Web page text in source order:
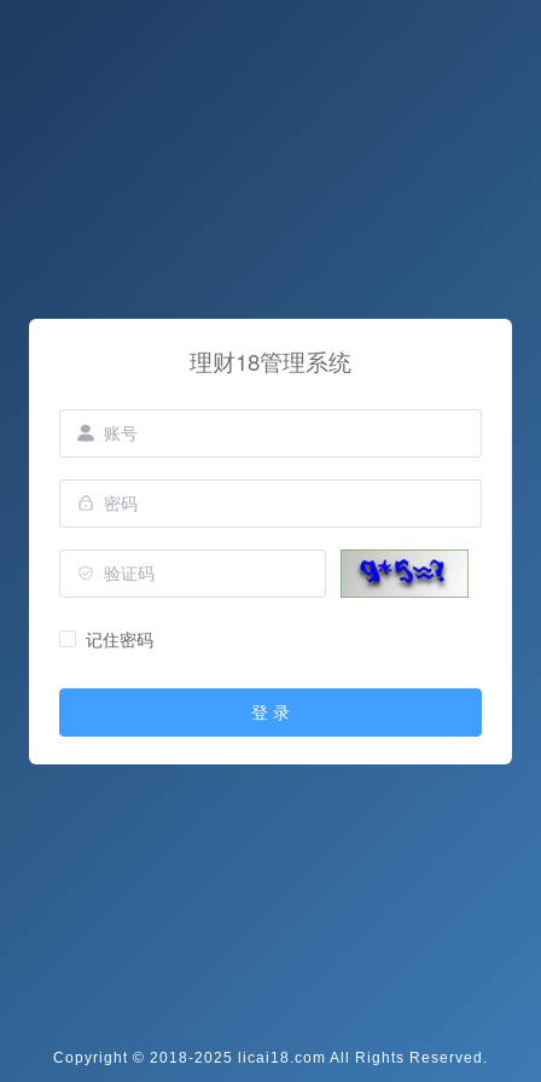
理财18管理系统
记住密码
登 录
Copyright © 2018-2025 licai18.com All Rights Reserved.